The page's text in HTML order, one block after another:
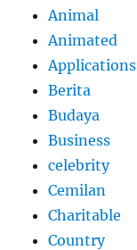
Animal
Animated
Applications
Berita
Budaya
Business
celebrity
Cemilan
Charitable
Country